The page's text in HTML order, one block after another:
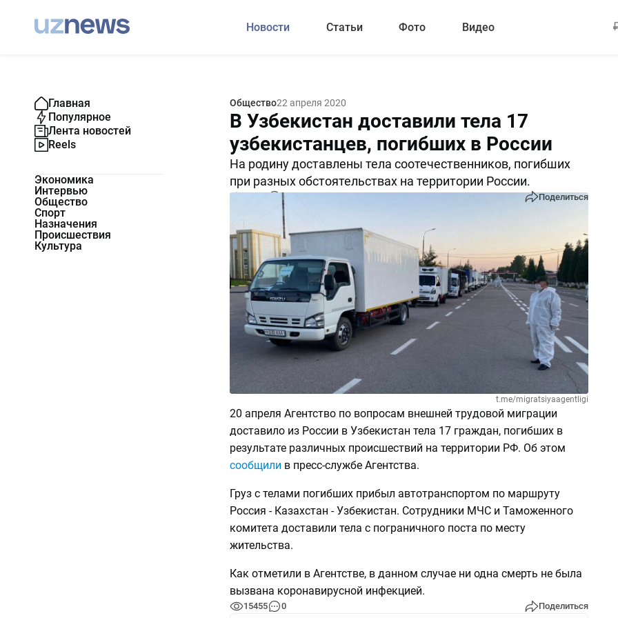
Новости Статьи Фото Видео
Главная
Популярное
Лента новостей
Reels
Экономика
Интервью
Общество
Спорт
Назначения
Происшествия
Культура
Общество22 апреля 2020
В Узбекистан доставили тела 17
узбекистанцев, погибших в России
На родину доставлены тела соотечественников, погибших
при разных обстоятельствах на территории России.
0 Поделиться
t.me/migratsiyaagentligi
20 апреля Агентство по вопросам внешней трудовой миграции
доставило из России в Узбекистан тела 17 граждан, погибших в
результате различных происшествий на территории РФ. Об этом
сообщили в пресс-службе Агентства.
Груз с телами погибших прибыл автотранспортом по маршруту
Россия - Казахстан - Узбекистан. Сотрудники МЧС и Таможенного
комитета доставили тела с пограничного поста по месту
жительства.
Как отметили в Агентстве, в данном случае ни одна смерть не была
вызвана коронавирусной инфекцией.
15455 0 Поделиться